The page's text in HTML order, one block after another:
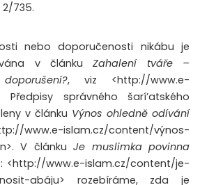
2/735.
nebo doporučenosti nikábu je
v článkuZahalení tváře –
, viz <http://www.e-
Předpisy správného šarí’atského
v článku Výnos ohledně odívání
islam.cz/content/výnos-
V článkuJe muslimka povinna
<http://www.e-islam.cz/content/je-
nosit-abáju> rozebíráme, zda je